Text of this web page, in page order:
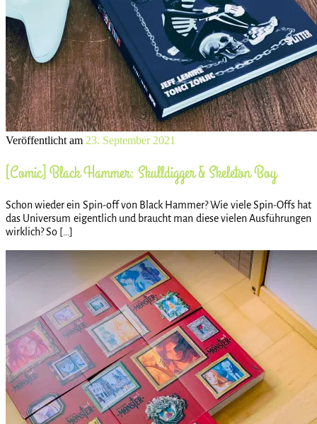
Veröffentlicht am 23. September 2021
[Comic] Black Hammer: Skulldigger & Skeleton Boy
Schon wieder ein Spin-off von Black Hammer? Wie viele Spin-Offs hat
das Universum eigentlich und braucht man diese vielen Ausführungen
wirklich? So […]